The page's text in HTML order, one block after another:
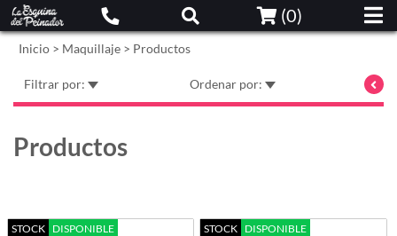
(0)
Inicio > Maquillaje > Productos
Filtrar por: Ordenar por:
Productos
STOCK DISPONIBLE STOCK DISPONIBLE